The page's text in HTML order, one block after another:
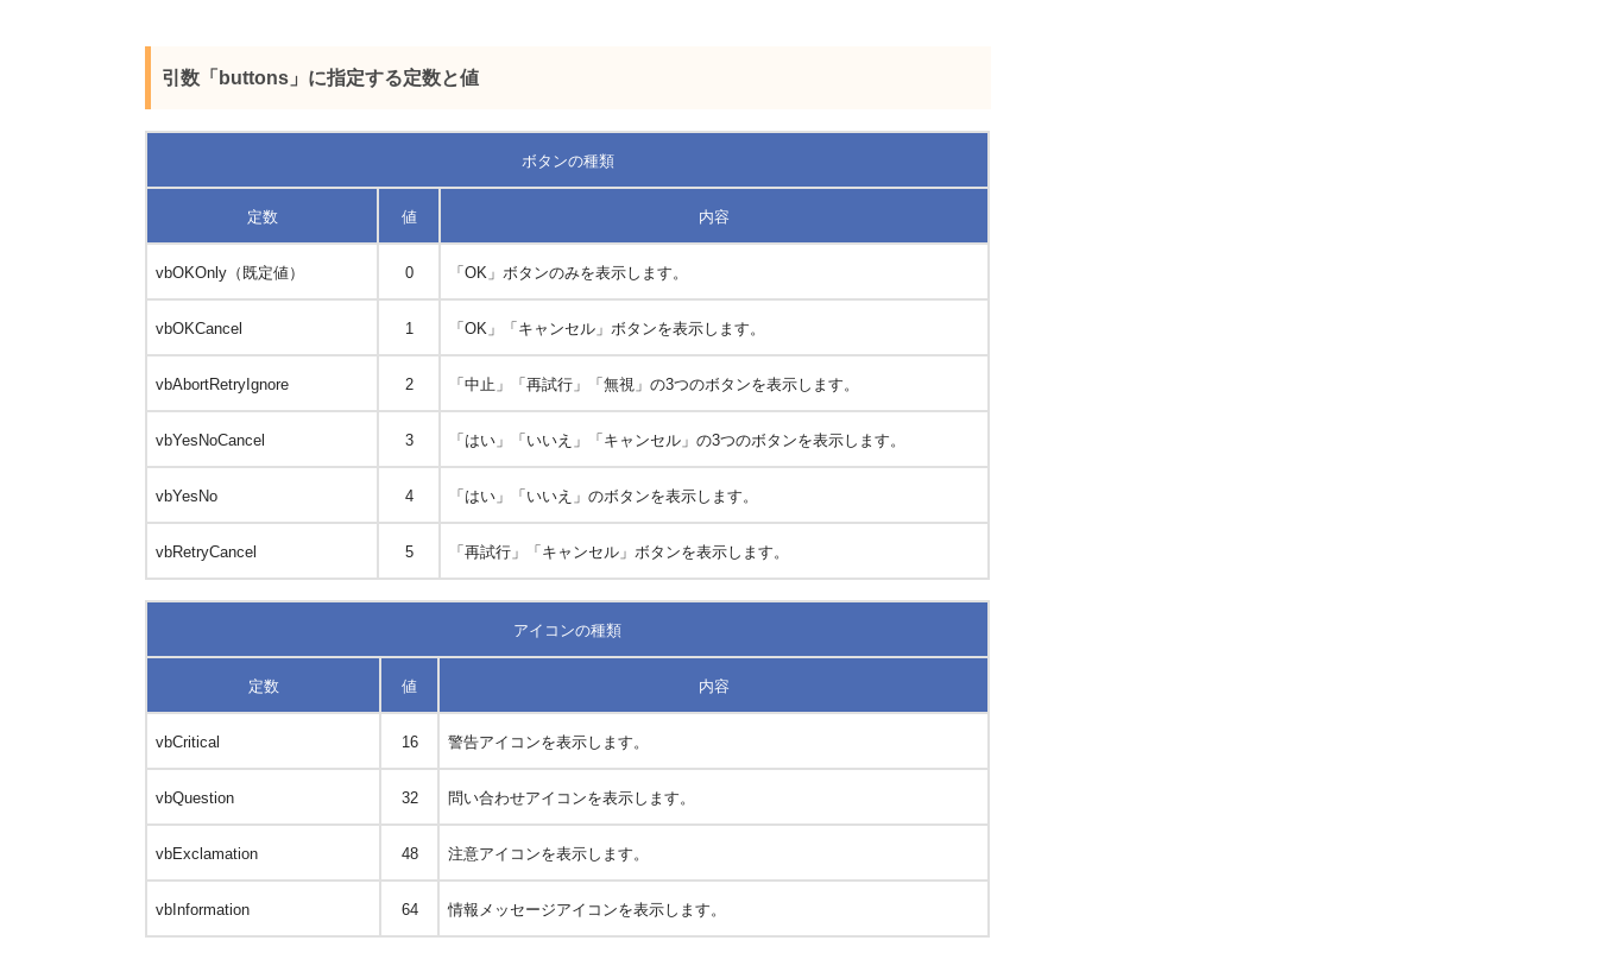
引数「buttons」に指定する定数と値
ボタンの種類
定数 値 内容
vbOKOnly（既定値） 0 「OK」ボタンのみを表示します。
vbOKCancel 1 「OK」「キャンセル」ボタンを表示します。
vbAbortRetryIgnore 2 「中止」「再試行」「無視」の3つのボタンを表示します。
vbYesNoCancel 3 「はい」「いいえ」「キャンセル」の3つのボタンを表示します。
vbYesNo 4 「はい」「いいえ」のボタンを表示します。
vbRetryCancel 5 「再試行」「キャンセル」ボタンを表示します。
アイコンの種類
定数 値 内容
vbCritical 16 警告アイコンを表示します。
vbQuestion 32 問い合わせアイコンを表示します。
vbExclamation 48 注意アイコンを表示します。
vbInformation 64 情報メッセージアイコンを表示します。